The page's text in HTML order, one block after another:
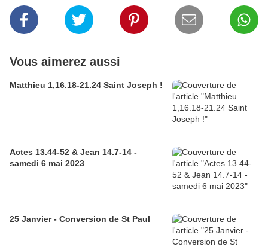
Vous aimerez aussi
Matthieu 1,16.18-21.24 Saint Joseph !
Actes 13.44-52 & Jean 14.7-14 -
samedi 6 mai 2023
25 Janvier - Conversion de St Paul